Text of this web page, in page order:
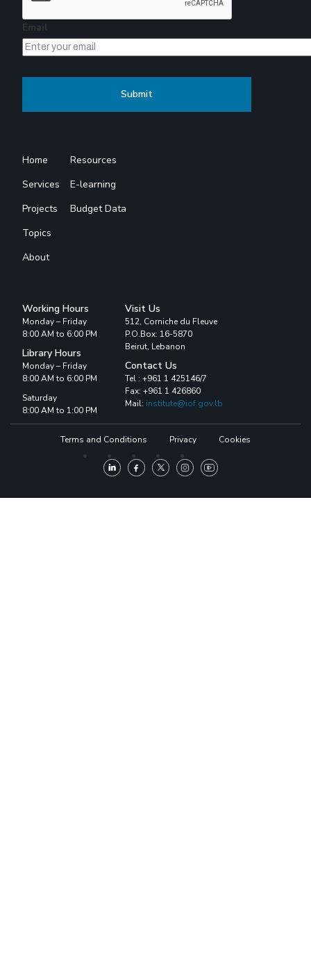
Email
Home
Services
Projects
Topics
About
Resources
E-learning
Budget Data
Working Hours
Monday – Friday
8:00 AM to 6:00 PM
Library Hours
Monday – Friday
8:00 AM to 6:00 PM
Saturday
8:00 AM to 1:00 PM
Visit Us
512, Corniche du Fleuve
P.O.Box: 16-5870
Beirut, Lebanon
Contact Us
Tel : +961 1 425146/7
Fax: +961 1 426860
Mail: institute@iof.gov.lb
Terms and Conditions Privacy Cookies